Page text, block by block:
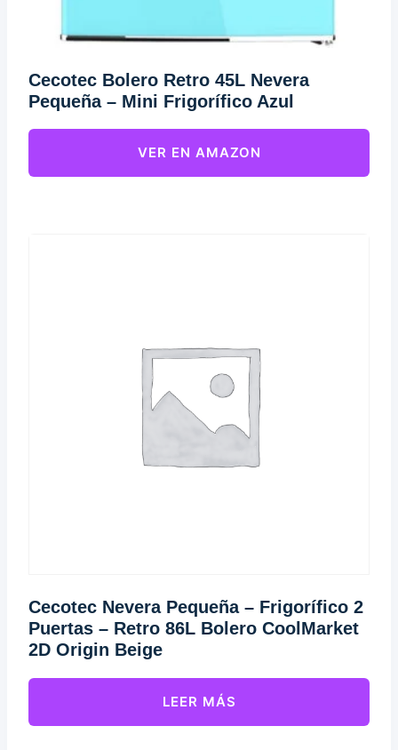
Cecotec Bolero Retro 45L Nevera
Pequeña – Mini Frigorífico Azul
VER EN AMAZON
Cecotec Nevera Pequeña – Frigorífico 2
Puertas – Retro 86L Bolero CoolMarket
2D Origin Beige
LEER MÁS